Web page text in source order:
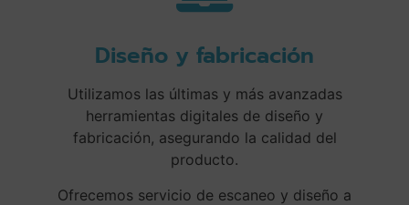
Diseño y fabricación
Utilizamos las últimas y más avanzadas
herramientas digitales de diseño y
fabricación, asegurando la calidad del
producto.
Ofrecemos servicio de escaneo y diseño a